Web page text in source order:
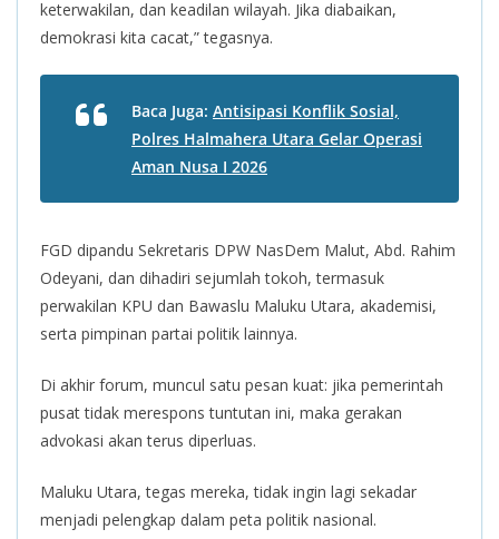
keterwakilan, dan keadilan wilayah. Jika diabaikan,
demokrasi kita cacat,” tegasnya.
Baca Juga: Antisipasi Konflik Sosial,
Polres Halmahera Utara Gelar Operasi
Aman Nusa I 2026
FGD dipandu Sekretaris DPW NasDem Malut, Abd. Rahim
Odeyani, dan dihadiri sejumlah tokoh, termasuk
perwakilan KPU dan Bawaslu Maluku Utara, akademisi,
serta pimpinan partai politik lainnya.
Di akhir forum, muncul satu pesan kuat: jika pemerintah
pusat tidak merespons tuntutan ini, maka gerakan
advokasi akan terus diperluas.
Maluku Utara, tegas mereka, tidak ingin lagi sekadar
menjadi pelengkap dalam peta politik nasional.